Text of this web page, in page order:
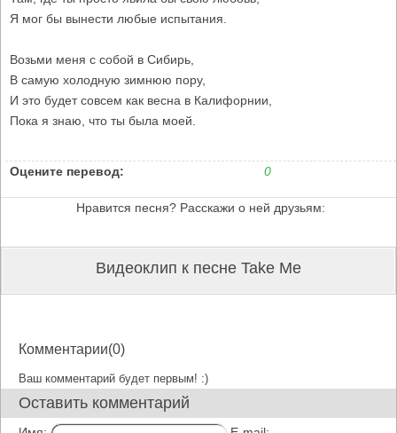
Я мог бы вынести любые испытания.
Возьми меня с собой в Сибирь,
В самую холодную зимнюю пору,
И это будет совсем как весна в Калифорнии,
Пока я знаю, что ты была моей.
Оцените перевод: 0
Нравится песня? Расскажи о ней друзьям:
Видеоклип к песне Take Me
Комментарии(0)
Ваш комментарий будет первым! :)
Оставить комментарий